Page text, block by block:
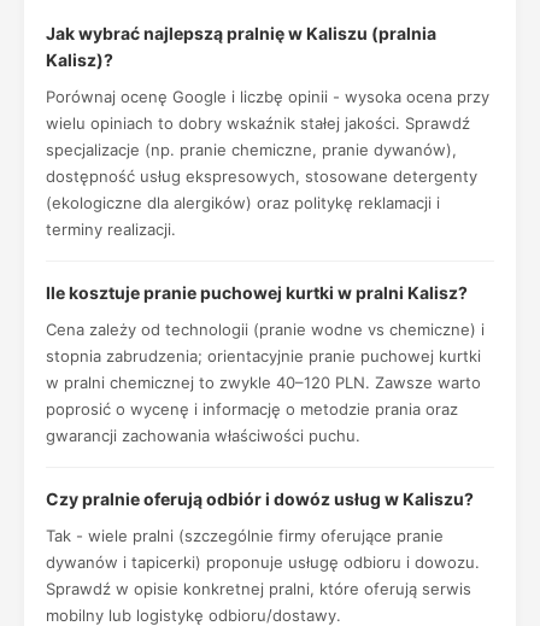
Jak wybrać najlepszą pralnię w Kaliszu (pralnia
Kalisz)?
Porównaj ocenę Google i liczbę opinii - wysoka ocena przy
wielu opiniach to dobry wskaźnik stałej jakości. Sprawdź
specjalizacje (np. pranie chemiczne, pranie dywanów),
dostępność usług ekspresowych, stosowane detergenty
(ekologiczne dla alergików) oraz politykę reklamacji i
terminy realizacji.
Ile kosztuje pranie puchowej kurtki w pralni Kalisz?
Cena zależy od technologii (pranie wodne vs chemiczne) i
stopnia zabrudzenia; orientacyjnie pranie puchowej kurtki
w pralni chemicznej to zwykle 40–120 PLN. Zawsze warto
poprosić o wycenę i informację o metodzie prania oraz
gwarancji zachowania właściwości puchu.
Czy pralnie oferują odbiór i dowóz usług w Kaliszu?
Tak - wiele pralni (szczególnie firmy oferujące pranie
dywanów i tapicerki) proponuje usługę odbioru i dowozu.
Sprawdź w opisie konkretnej pralni, które oferują serwis
mobilny lub logistykę odbioru/dostawy.